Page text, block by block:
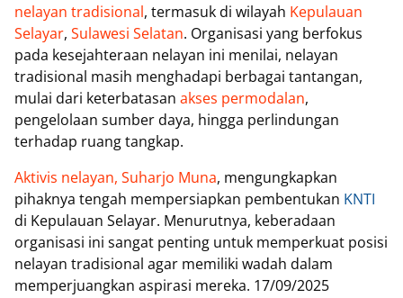
nelayan tradisional, termasuk di wilayah Kepulauan
Selayar, Sulawesi Selatan. Organisasi yang berfokus
pada kesejahteraan nelayan ini menilai, nelayan
tradisional masih menghadapi berbagai tantangan,
mulai dari keterbatasan akses permodalan,
pengelolaan sumber daya, hingga perlindungan
terhadap ruang tangkap.
Aktivis nelayan, Suharjo Muna, mengungkapkan
pihaknya tengah mempersiapkan pembentukan KNTI
di Kepulauan Selayar. Menurutnya, keberadaan
organisasi ini sangat penting untuk memperkuat posisi
nelayan tradisional agar memiliki wadah dalam
memperjuangkan aspirasi mereka. 17/09/2025